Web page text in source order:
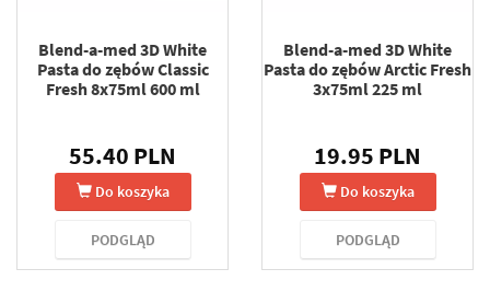
Blend-a-med 3D White
Pasta do zębów Classic
Fresh 8x75ml 600 ml
55.40 PLN
Do koszyka
PODGLĄD
Blend-a-med 3D White
Pasta do zębów Arctic Fresh
3x75ml 225 ml
19.95 PLN
Do koszyka
PODGLĄD